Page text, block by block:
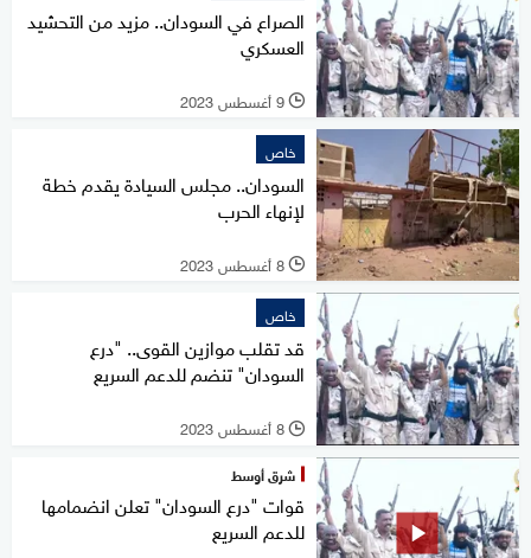
الصراع في السودان.. مزيد من التحشيد
العسكري
l 9 أغسطس 2023
خاص
السودان.. مجلس السيادة يقدم خطة
لإنهاء الحرب
l 8 أغسطس 2023
خاص
قد تقلب موازين القوى.. "درع
السودان" تنضم للدعم السريع
l 8 أغسطس 2023
شرق أوسط
قوات "درع السودان" تعلن انضمامها
للدعم السريع